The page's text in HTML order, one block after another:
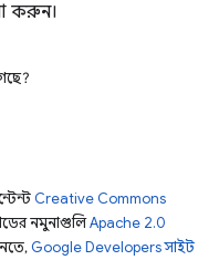
করুন।
Creative Commons
নমুনাগুলিApache 2.0
Google Developers সাইট